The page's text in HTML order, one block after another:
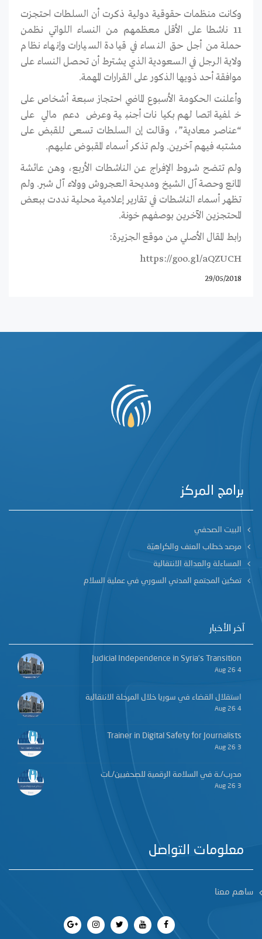
وكانت منظمات حقوقية دولية ذكرت أن السلطات احتجزت
11 ناشطا على الأقل معظمهم من النساء اللواتي نظمن
حملة من أجل حق النساء في قيادة السيارات وإنهاء نظام
ولاية الرجل في السعودية الذي يشترط أن تحصل النساء على
موافقة أحد ذويها الذكور على القرارات المهمة.
وأعلنت الحكومة الأسبوع الماضي احتجاز سبعة أشخاص على
خلفية اتصالهم بكيانات أجنبية وعرض دعم مالي على
“عناصر معادية”، وقالت إن السلطات تسعى للقبض على
مشتبه فيهم آخرين. ولم تذكر أسماء المقبوض عليهم.
ولم تتضح شروط الإفراج عن الناشطات الأربع، وهن عائشة
المانع وحصة آل الشيخ ومديحة العجروش وولاء آل شبر. ولم
تظهر أسماء الناشطات في تقارير إعلامية محلية نددت ببعض
المحتجزين الآخرين بوصفهم خونة.
رابط المقال الأصلي من موقع الجزيرة:
https://goo.gl/aQZUCH
29/05/2018
برامج المركز
البيت الصحفي
مرصد خطاب العنف والكراهيّة
المساءلة والعدالة الانتقالية
تمكين المجتمع المدني السوري في عملية السلام
آخر الأخبار
Judicial Independence in Syria’s Transition
4 Aug 26
استقلال القضاء في سوريا خلال المرحلة الانتقالية
4 Aug 26
Trainer in Digital Safety for Journalists
3 Aug 26
مدرب/ـة في السلامة الرقمية للصحفيين/ـات
3 Aug 26
معلومات التواصل
ساهم معنا